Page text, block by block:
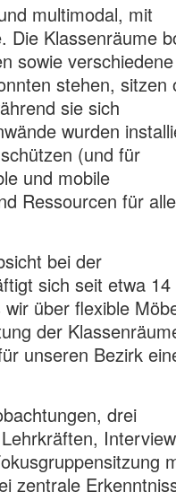
multimodal, mit
Die Klassenräume
sowie verschiedene
stehen, sitzen
sie sich
wurden
(und für
und mobile
Ressourcen für alle
bei der
sich seit etwa 14
über flexible
der
unseren Bezirk
drei
zentrale